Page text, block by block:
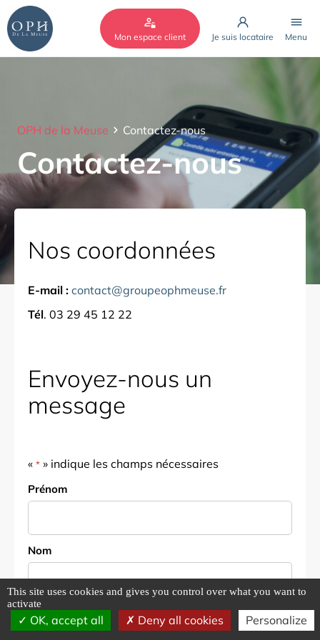
Mon espace client Je suis locataire Menu
OPH de la Meuse Contactez-nous
Contactez-nous
Nos coordonnées
E-mail : contact@groupeophmeuse.fr
Tél. 03 29 45 12 22
Envoyez-nous un
message
« *» indique les champs nécessaires
Nom
*
Prénom
Nom
E-mail *
Cookies management panel
This site uses cookies and gives you control over what you want to
activate
OK, accept all Deny all cookies Personalize